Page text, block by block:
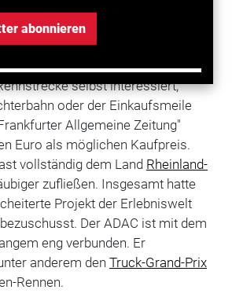
abonnieren
einmal darum, genaue Zahlen und
zu erhalten, um über das
zu beraten. Außerdem ist der ADAC
selbst interessiert,
oder der Einkaufsmeile
Allgemeine Zeitung"
Euro als möglichen Kaufpreis.
vollständig dem Land Rheinland-
zufließen. Insgesamt hatte
Projekt der Erlebniswelt
Der ADAC ist mit dem
eng verbunden. Er
anderem den Truck-Grand-Prix
Rennen.